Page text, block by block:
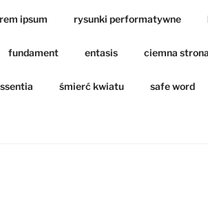
ipsum rysunki performatywne
fundament entasis ciemna
śmierć kwiatu safe word